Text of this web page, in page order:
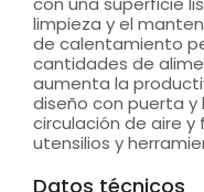
limpieza y el
de calentamiento
cantidades de
aumenta la
diseño con puerta
circulación de aire
utensilios y
Datos técnicos